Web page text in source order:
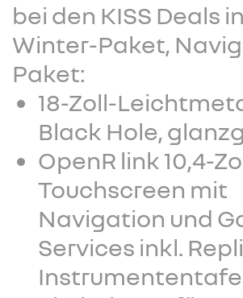
bei den KISS Deals
Winter-Paket,
Paket:
18-Zoll-
Black Hole,
OpenR link 10,4-
Touchscreen mit
Navigation und
Services inkl.